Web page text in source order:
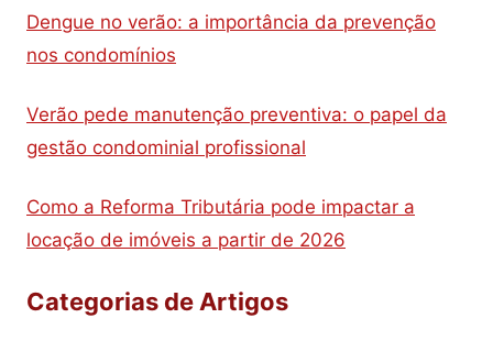
Dengue no verão: a importância da prevenção
nos condomínios
Verão pede manutenção preventiva: o papel da
gestão condominial profissional
Como a Reforma Tributária pode impactar a
locação de imóveis a partir de 2026
Categorias de Artigos